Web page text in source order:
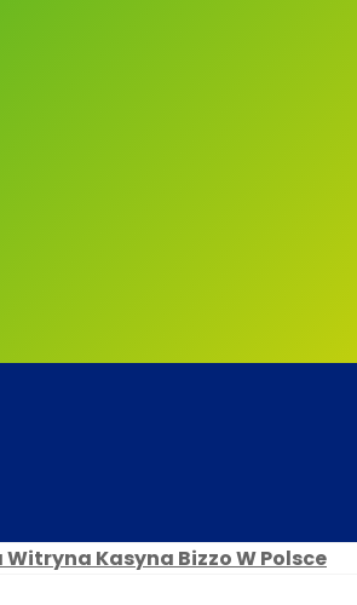
Kasyna Bizzo W Polsce